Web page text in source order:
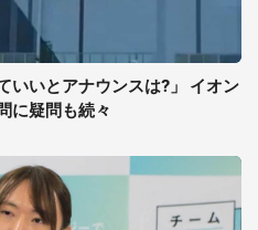
いいとアナウンスは?」 イオン
に疑問も続々